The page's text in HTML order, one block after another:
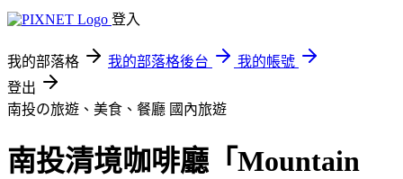
登入
我的部落格 我的部落格後台
我的帳號
登出
南投の旅遊、美食、餐廳 國內旅遊
南投清境咖啡廳「Mountain